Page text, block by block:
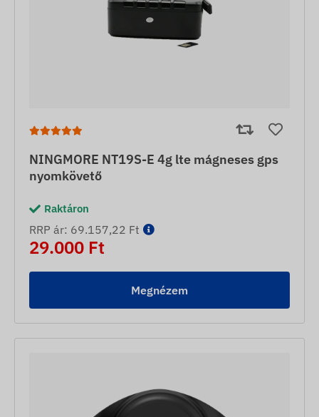
NINGMORE NT19S-E 4g lte mágneses gps
nyomkövető
Raktáron
RRP ár: 69.157,22 Ft
29.000 Ft
Megnézem